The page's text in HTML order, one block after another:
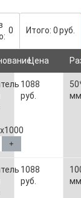
0 Итого: 0 руб.
Цена
+
1088
руб.
мм
1088
руб.
мм